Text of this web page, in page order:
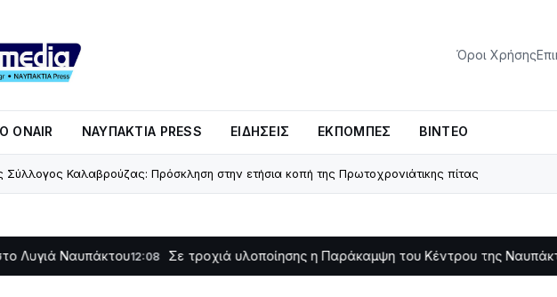
Όροι Χρήσης
ONAIR ΝΑΥΠΑΚΤΊΑ PRESS ΕΙΔΉΣΕΙΣ ΕΚΠΟΜΠΈΣ ΒΊΝΤΕΟ
Σύλλογος Καλαβρούζας: Πρόσκληση στην ετήσια κοπή της Πρωτοχρονιάτικης πίτας
12:08 Σε τροχιά υλοποίησης η Παράκαμψη του Κέντρου της Ναυπάκτου 11:11 Σε